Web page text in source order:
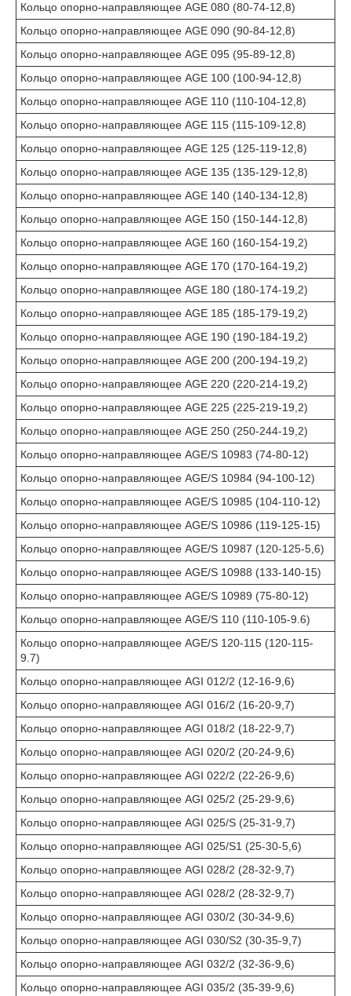
Кольцо опорно-направляющее AGE 080 (80-74-12,8)
Кольцо опорно-направляющее AGE 090 (90-84-12,8)
Кольцо опорно-направляющее AGE 095 (95-89-12,8)
Кольцо опорно-направляющее AGE 100 (100-94-12,8)
Кольцо опорно-направляющее AGE 110 (110-104-12,8)
Кольцо опорно-направляющее AGE 115 (115-109-12,8)
Кольцо опорно-направляющее AGE 125 (125-119-12,8)
Кольцо опорно-направляющее AGE 135 (135-129-12,8)
Кольцо опорно-направляющее AGE 140 (140-134-12,8)
Кольцо опорно-направляющее AGE 150 (150-144-12,8)
Кольцо опорно-направляющее AGE 160 (160-154-19,2)
Кольцо опорно-направляющее AGE 170 (170-164-19,2)
Кольцо опорно-направляющее AGE 180 (180-174-19,2)
Кольцо опорно-направляющее AGE 185 (185-179-19,2)
Кольцо опорно-направляющее AGE 190 (190-184-19,2)
Кольцо опорно-направляющее AGE 200 (200-194-19,2)
Кольцо опорно-направляющее AGE 220 (220-214-19,2)
Кольцо опорно-направляющее AGE 225 (225-219-19,2)
Кольцо опорно-направляющее AGE 250 (250-244-19,2)
Кольцо опорно-направляющее AGE/S 10983 (74-80-12)
Кольцо опорно-направляющее AGE/S 10984 (94-100-12)
Кольцо опорно-направляющее AGE/S 10985 (104-110-12)
Кольцо опорно-направляющее AGE/S 10986 (119-125-15)
Кольцо опорно-направляющее AGE/S 10987 (120-125-5,6)
Кольцо опорно-направляющее AGE/S 10988 (133-140-15)
Кольцо опорно-направляющее AGE/S 10989 (75-80-12)
Кольцо опорно-направляющее AGE/S 110 (110-105-9.6)
Кольцо опорно-направляющее AGE/S 120-115 (120-115-
9.7)
Кольцо опорно-направляющее AGI 012/2 (12-16-9,6)
Кольцо опорно-направляющее AGI 016/2 (16-20-9,7)
Кольцо опорно-направляющее AGI 018/2 (18-22-9,7)
Кольцо опорно-направляющее AGI 020/2 (20-24-9,6)
Кольцо опорно-направляющее AGI 022/2 (22-26-9,6)
Кольцо опорно-направляющее AGI 025/2 (25-29-9,6)
Кольцо опорно-направляющее AGI 025/S (25-31-9,7)
Кольцо опорно-направляющее AGI 025/S1 (25-30-5,6)
Кольцо опорно-направляющее AGI 028/2 (28-32-9,7)
Кольцо опорно-направляющее AGI 028/2 (28-32-9,7)
Кольцо опорно-направляющее AGI 030/2 (30-34-9,6)
Кольцо опорно-направляющее AGI 030/S2 (30-35-9,7)
Кольцо опорно-направляющее AGI 032/2 (32-36-9,6)
Кольцо опорно-направляющее AGI 035/2 (35-39-9,6)